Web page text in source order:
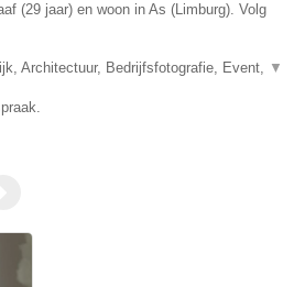
(29 jaar) en woon in As (Limburg). Volg
Architectuur, Bedrijfsfotografie, Event, ▼